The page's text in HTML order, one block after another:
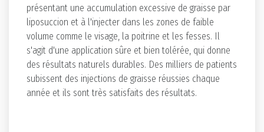
présentant une accumulation excessive de graisse par
liposuccion et à l'injecter dans les zones de faible
volume comme le visage, la poitrine et les fesses. Il
s'agit d'une application sûre et bien tolérée, qui donne
des résultats naturels durables. Des milliers de patients
subissent des injections de graisse réussies chaque
année et ils sont très satisfaits des résultats.